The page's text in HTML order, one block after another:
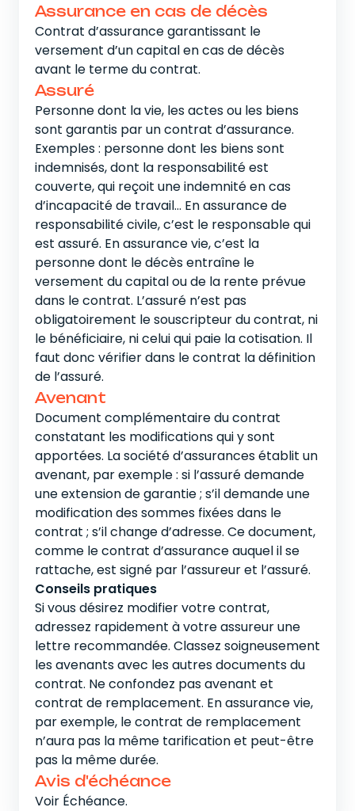
Assurance en cas de décès
Contrat d’assurance garantissant le
versement d’un capital en cas de décès
avant le terme du contrat.
Assuré
Personne dont la vie, les actes ou les biens
sont garantis par un contrat d’assurance.
Exemples : personne dont les biens sont
indemnisés, dont la responsabilité est
couverte, qui reçoit une indemnité en cas
d’incapacité de travail… En assurance de
responsabilité civile, c’est le responsable qui
est assuré. En assurance vie, c’est la
personne dont le décès entraîne le
versement du capital ou de la rente prévue
dans le contrat. L’assuré n’est pas
obligatoirement le souscripteur du contrat, ni
le bénéficiaire, ni celui qui paie la cotisation. Il
faut donc vérifier dans le contrat la définition
de l’assuré.
Avenant
Document complémentaire du contrat
constatant les modifications qui y sont
apportées. La société d’assurances établit un
avenant, par exemple : si l’assuré demande
une extension de garantie ; s’il demande une
modification des sommes fixées dans le
contrat ; s’il change d’adresse. Ce document,
comme le contrat d’assurance auquel il se
rattache, est signé par l’assureur et l’assuré.
Conseils pratiques
Si vous désirez modifier votre contrat,
adressez rapidement à votre assureur une
lettre recommandée. Classez soigneusement
les avenants avec les autres documents du
contrat. Ne confondez pas avenant et
contrat de remplacement. En assurance vie,
par exemple, le contrat de remplacement
n’aura pas la même tarification et peut-être
pas la même durée.
Avis d'échéance
Voir Échéance.